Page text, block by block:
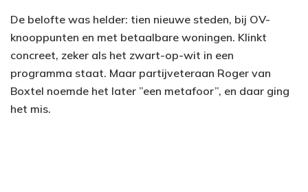
De belofte was helder: tien nieuwe steden, bij OV-
knooppunten en met betaalbare woningen. Klinkt
concreet, zeker als het zwart-op-wit in een
programma staat. Maar partijveteraan Roger van
Boxtel noemde het later ”een metafoor”, en daar ging
het mis.